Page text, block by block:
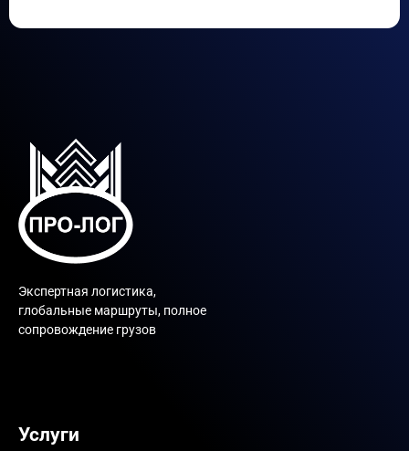
Экспертная логистика,
глобальные маршруты, полное
сопровождение грузов
Услуги